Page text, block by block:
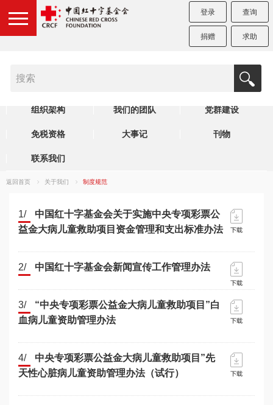
登录 查询
捐赠 求助
机构简介
组织架构 我们的团队 党群建设
免税资格 大事记 刊物
联系我们
返回首页 关于我们 制度规范
1/
中国红十字基金会关于实施中央专项彩票公
益金大病儿童救助项目资金管理和支出标准办法
2/ 中国红十字基金会新闻宣传工作管理办法
3/
“中央专项彩票公益金大病儿童救助项目”白
血病儿童资助管理办法
4/
中央专项彩票公益金大病儿童救助项目”先
天性心脏病儿童资助管理办法（试行）